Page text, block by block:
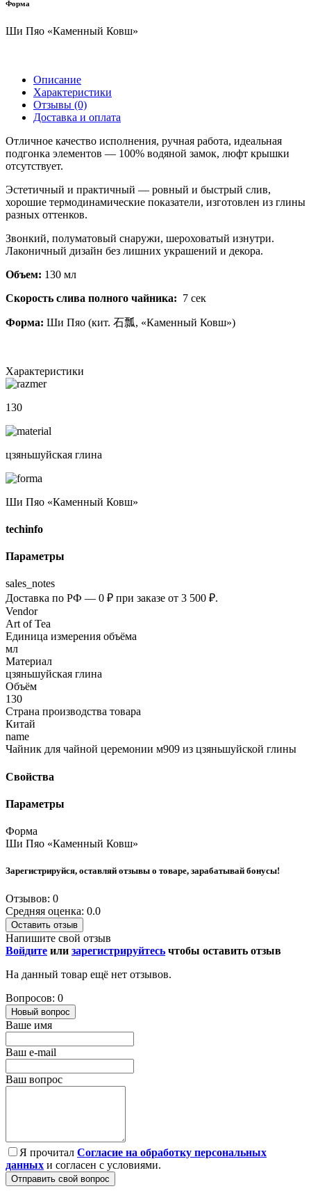
Форма
Ши Пяо «Каменный Ковш»
Описание
Характеристики
Отзывы (0)
Доставка и оплата
Отличное качество исполнения, ручная работа, идеальная
подгонка элементов — 100% водяной замок, люфт крышки
отсутствует.
Эстетичный и практичный — ровный и быстрый слив,
хорошие термодинамические показатели, изготовлен из глины
разных оттенков.
Звонкий, полуматовый снаружи, шероховатый изнутри.
Лаконичный дизайн без лишних украшений и декора.
Объем: 130 мл
Скорость слива полного чайника: 7 сек
Форма: Ши Пяо (кит. 石瓢, «Каменный Ковш»)
Характеристики
130
цзяньшуйская глина
Ши Пяо «Каменный Ковш»
techinfo
Параметры
sales_notes
Доставка по РФ — 0 ₽ при заказе от 3 500 ₽.
Vendor
Art of Tea
Единица измерения объёма
мл
Материал
цзяньшуйская глина
Объём
130
Страна производства товара
Китай
name
Чайник для чайной церемонии м909 из цзяньшуйской глины
Свойства
Параметры
Форма
Ши Пяо «Каменный Ковш»
Зарегистрируйся, оставляй отзывы о товаре, зарабатывай бонусы!
Отзывов: 0
Средняя оценка: 0.0
Оставить отзыв
Напишите свой отзыв
Войдите или зарегистрируйтесь чтобы оставить отзыв
На данный товар ещё нет отзывов.
Вопросов: 0
Новый вопрос
Ваше имя
Ваш e-mail
Ваш вопрос
Я прочитал Согласие на обработку персональных
данных и согласен с условиями.
Отправить свой вопрос